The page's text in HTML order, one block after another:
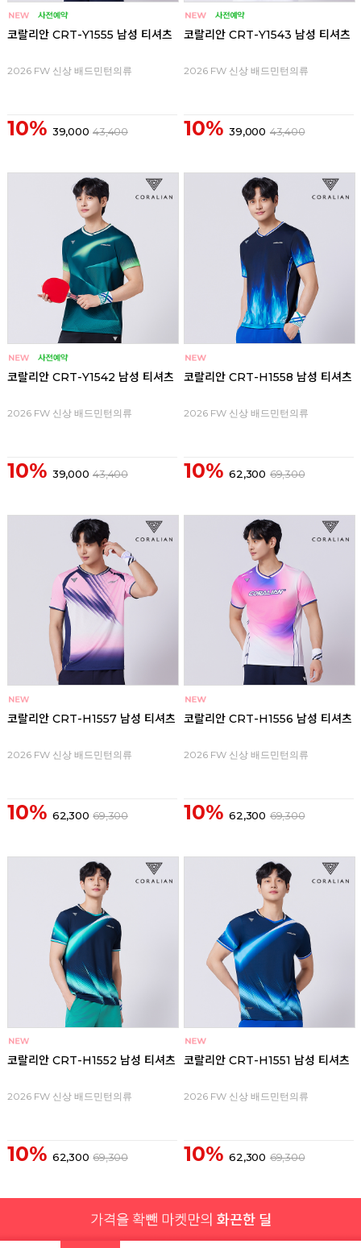
코랄리안 CRT-Y1555 남성 티셔츠
2026 FW 신상 배드민턴의류
10% 39,000 43,400
코랄리안 CRT-Y1543 남성 티셔츠
2026 FW 신상 배드민턴의류
10% 39,000 43,400
코랄리안 CRT-Y1542 남성 티셔츠
2026 FW 신상 배드민턴의류
10% 39,000 43,400
코랄리안 CRT-H1558 남성 티셔츠
2026 FW 신상 배드민턴의류
10% 62,300 69,300
코랄리안 CRT-H1557 남성 티셔츠
2026 FW 신상 배드민턴의류
10% 62,300 69,300
코랄리안 CRT-H1556 남성 티셔츠
2026 FW 신상 배드민턴의류
10% 62,300 69,300
코랄리안 CRT-H1552 남성 티셔츠
2026 FW 신상 배드민턴의류
10% 62,300 69,300
코랄리안 CRT-H1551 남성 티셔츠
2026 FW 신상 배드민턴의류
10% 62,300 69,300